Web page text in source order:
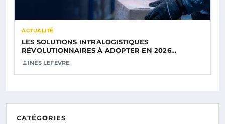
ACTUALITÉ
LES SOLUTIONS INTRALOGISTIQUES
RÉVOLUTIONNAIRES À ADOPTER EN 2026…
INÈS LEFÈVRE
CATÉGORIES